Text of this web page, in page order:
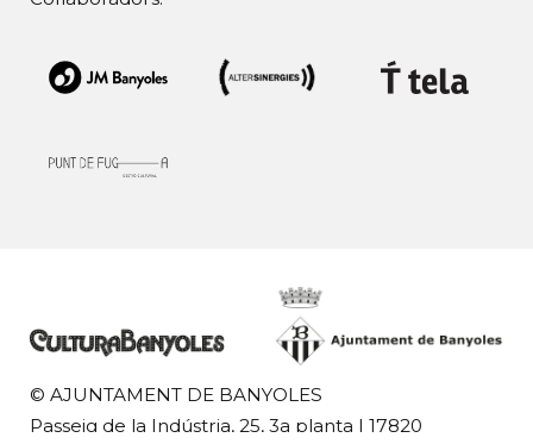
© AJUNTAMENT DE BANYOLES
Passeig de la Indústria, 25, 3a planta | 17820